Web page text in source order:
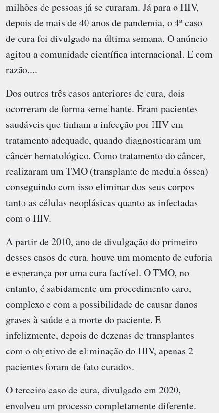
milhões de pessoas já se curaram. Já para o HIV,
depois de mais de 40 anos de pandemia, o 4º caso
de cura foi divulgado na última semana. O anúncio
agitou a comunidade científica internacional. E com
razão....
Dos outros três casos anteriores de cura, dois
ocorreram de forma semelhante. Eram pacientes
saudáveis que tinham a infecção por HIV em
tratamento adequado, quando diagnosticaram um
câncer hematológico. Como tratamento do câncer,
realizaram um TMO (transplante de medula óssea)
conseguindo com isso eliminar dos seus corpos
tanto as células neoplásicas quanto as infectadas
com o HIV.
A partir de 2010, ano de divulgação do primeiro
desses casos de cura, houve um momento de euforia
e esperança por uma cura factível. O TMO, no
entanto, é sabidamente um procedimento caro,
complexo e com a possibilidade de causar danos
graves à saúde e a morte do paciente. E
infelizmente, depois de dezenas de transplantes
com o objetivo de eliminação do HIV, apenas 2
pacientes foram de fato curados.
O terceiro caso de cura, divulgado em 2020,
envolveu um processo completamente diferente.